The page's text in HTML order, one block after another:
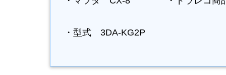
・型式 3DA-KG2P